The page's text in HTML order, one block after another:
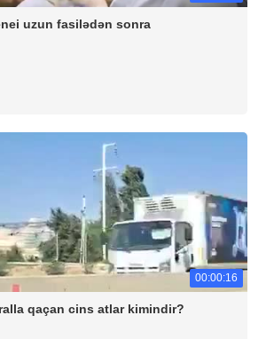
uzun fasilədən sonra
00:00:16
qaçan cins atlar kimindir?